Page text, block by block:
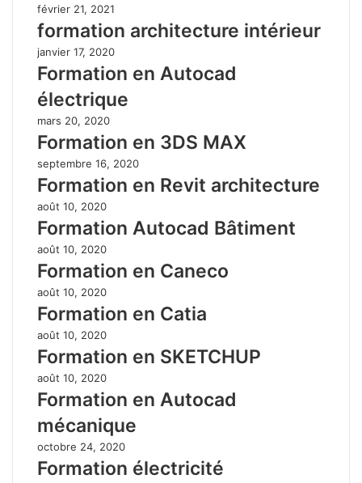
février 21, 2021
formation architecture intérieur
janvier 17, 2020
Formation en Autocad
électrique
mars 20, 2020
Formation en 3DS MAX
septembre 16, 2020
Formation en Revit architecture
août 10, 2020
Formation Autocad Bâtiment
août 10, 2020
Formation en Caneco
août 10, 2020
Formation en Catia
août 10, 2020
Formation en SKETCHUP
août 10, 2020
Formation en Autocad
mécanique
octobre 24, 2020
Formation électricité